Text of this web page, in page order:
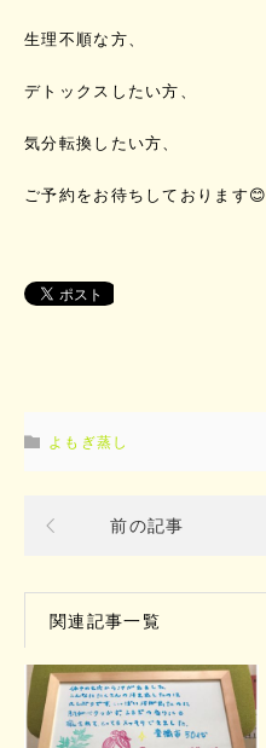
生理不順な方、
デトックスしたい方、
気分転換したい方、
ご予約をお待ちしております😊
よもぎ蒸し
前の記事
関連記事一覧